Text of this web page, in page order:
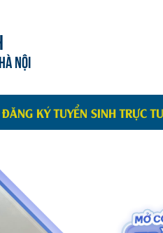
NỘI
ĐĂNG KÝ TUYỂN SINH TRỰC